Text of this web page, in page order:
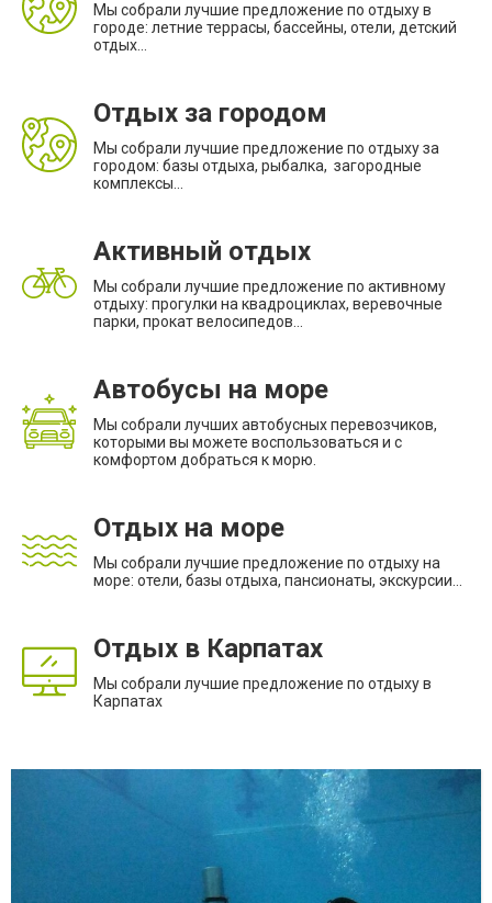
Мы собрали лучшие предложение по отдыху в
городе: летние террасы, бассейны, отели, детский
отдых...
Отдых за городом
Мы собрали лучшие предложение по отдыху за
городом: базы отдыха, рыбалка, загородные
комплексы...
Активный отдых
Мы собрали лучшие предложение по активному
отдыху: прогулки на квадроциклах, веревочные
парки, прокат велосипедов...
Автобусы на море
Мы собрали лучших автобусных перевозчиков,
которыми вы можете воспользоваться и с
комфортом добраться к морю.
Отдых на море
Мы собрали лучшие предложение по отдыху на
море: отели, базы отдыха, пансионаты, экскурсии...
Отдых в Карпатах
Мы собрали лучшие предложение по отдыху в
Карпатах